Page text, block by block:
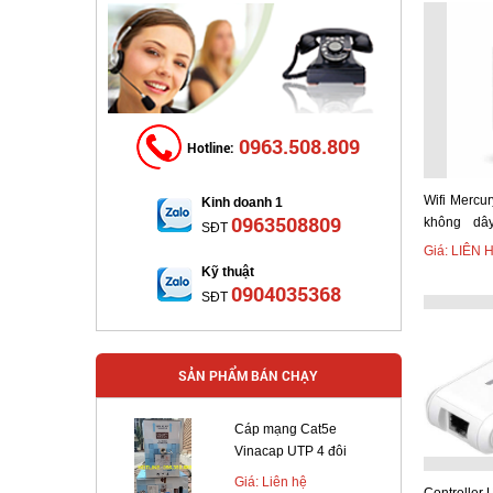
Hotline: 0963.508.809
Kinh doanh 1
SĐT 0963508809
Kỹ thuật
SĐT 0904035368
SẢN PHẨM BÁN CHẠY
Cáp mạng Cat5e
Vinacap UTP 4 đôi
Giá: Liên hệ
Phần
phạm
Phần
Khả
triển
Công
Tần số:
Anten
Bảo
Hỗ trợ:
năng
Wifi
không
camera IP
Giá: LIÊN